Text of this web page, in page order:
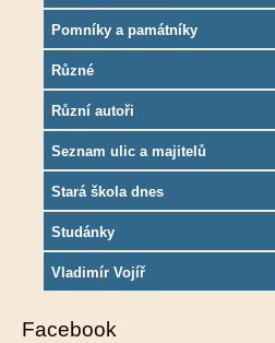
Pomníky a památníky
Různé
Různí autoři
Seznam ulic a majitelů
Stará škola dnes
Studánky
Vladimír Vojíř
Facebook